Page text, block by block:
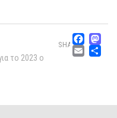
το 2023 ο
SHARE